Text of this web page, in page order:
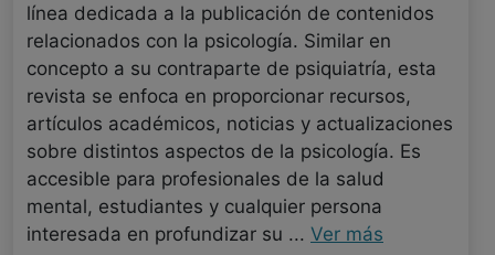
línea dedicada a la publicación de contenidos
relacionados con la psicología. Similar en
concepto a su contraparte de psiquiatría, esta
revista se enfoca en proporcionar recursos,
artículos académicos, noticias y actualizaciones
sobre distintos aspectos de la psicología. Es
accesible para profesionales de la salud
mental, estudiantes y cualquier persona
interesada en profundizar su ... Ver más